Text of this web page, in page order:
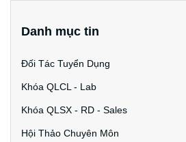
Danh mục tin
Đối Tác Tuyển Dụng
Khóa QLCL - Lab
Khóa QLSX - RD - Sales
Hội Thảo Chuyên Môn